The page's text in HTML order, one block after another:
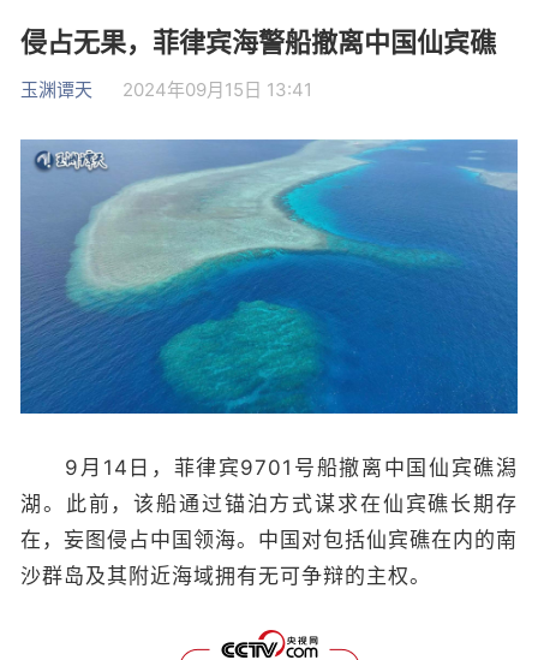
侵占无果，菲律宾海警船撤离中国仙宾礁
玉渊谭天 2024年09月15日 13:41
9月14日，菲律宾9701号船撤离中国仙宾礁潟
湖。此前，该船通过锚泊方式谋求在仙宾礁长期存
在，妄图侵占中国领海。中国对包括仙宾礁在内的南
沙群岛及其附近海域拥有无可争辩的主权。